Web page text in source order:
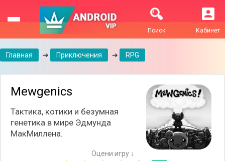
Кабинет
Поиск
Главная ➔ Приключения ➔ RPG
Mewgenics
Тактика, котики и безумная
генетика в мире Эдмунда
МакМиллена.
Оцени игру ↓